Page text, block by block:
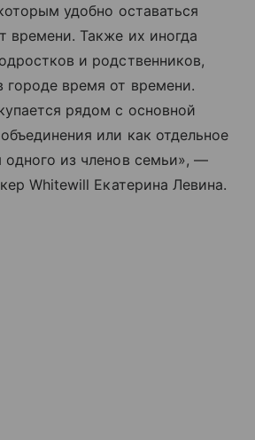
удобно оставаться
времени. Также их иногда
и родственников,
время от времени.
рядом с основной
или как отдельное
одного из членов семьи», —
Whitewill Екатерина Левина.